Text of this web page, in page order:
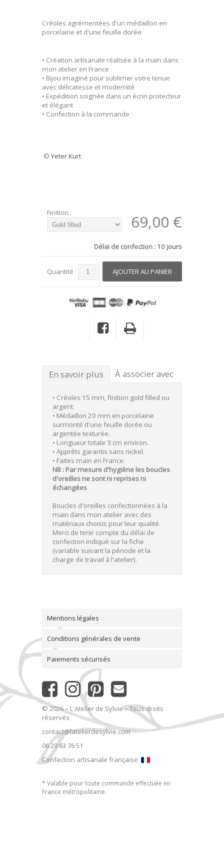
Créoles agrémentées d'un médaillon en
porcelaine et d'une feuille dorée.
• Création artisanale réalisée à la main dans
mon atelier en France
• Bijou imaginé pour sublimer votre tenue
avec délicatesse et modernité
• Expédition soignée dans un écrin protecteur
et élégant
• Confection à la commande
© Yeter Kurt
Finition : 69,00 €
Délai de confection : 10 jours
Quantité :
En savoir plus À associer avec
• Créoles 15 mm, finition gold filled ou
argent.
• Médaillon 20 mm en porcelaine
surmonté d'une feuille dorée ou
argentée texturée.
• Longueur totale 3 cm environ.
• Apprêts garantis sans nickel.
• Faites main en France.
NB : Par mesure d'hygiène les boucles
d'oreilles ne sont ni reprises ni
échangées
Boucles d'oreilles confectionnées à la
main dans mon atelier avec des
matériaux choisis pour leur qualité.
Merci de tenir compte du délai de
confection indiqué sur la fiche
(variable suivant la période et la
charge de travail à l'atelier).
Mentions légales
Conditions générales de vente
Paiements sécurisés
© 2026 – L'Atelier de Sylvie – Tous droits
réservés
contact@latelierdesylvie.com
06 20 63 76 51
Confection artisanale française
* Valable pour toute commande effectuée en
France métropolitaine.